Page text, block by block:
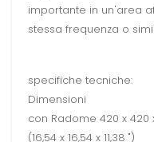
importante in un'area
stessa frequenza o
specifiche tecniche:
Dimensioni
con Radome 420 x 420
(16,54 x 16,54 x 11,38 ")